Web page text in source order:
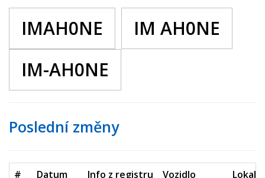
IMAH0NE
IM AH0NE
IM-AH0NE
Poslední změny
# Datum Info z registru Vozidlo